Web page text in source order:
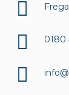
0180